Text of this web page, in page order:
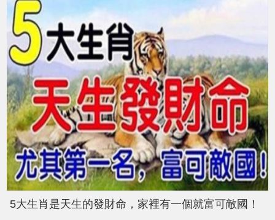
5大生肖是天生的發財命，家裡有一個就富可敵國！